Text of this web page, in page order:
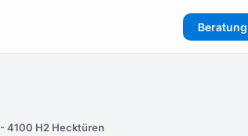
4100 H2 Hecktüren